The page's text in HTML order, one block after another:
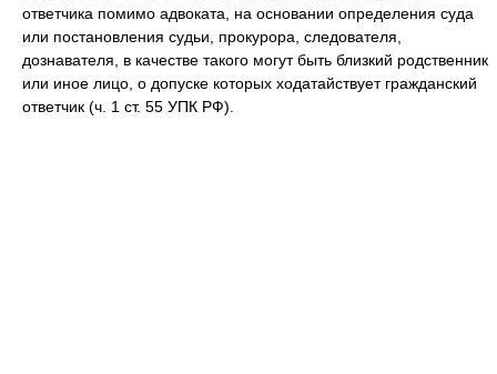
ответчика помимо адвоката, на основании определения суда
или постановления судьи, прокурора, следователя,
дознавателя, в качестве такого могут быть близкий родственник
или иное лицо, о допуске которых ходатайствует гражданский
ответчик (ч. 1 ст. 55 УПК РФ).